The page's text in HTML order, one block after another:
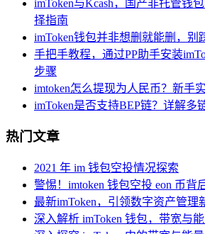
imToken与Kcash，国产非托管钱
择指南
imToken钱包并非想删就能删，别
手把手教程，通过PP助手安装
步骤
imtoken怎么提现为人民币？新手
imToken是否支持BEP链？详解多
热门文章
2021 年 im 钱包空投情况探索
警惕！imtoken 钱包空投 eon 币背
最新imToken，引领数字资产管理
深入解析 imToken 钱包，带宽与